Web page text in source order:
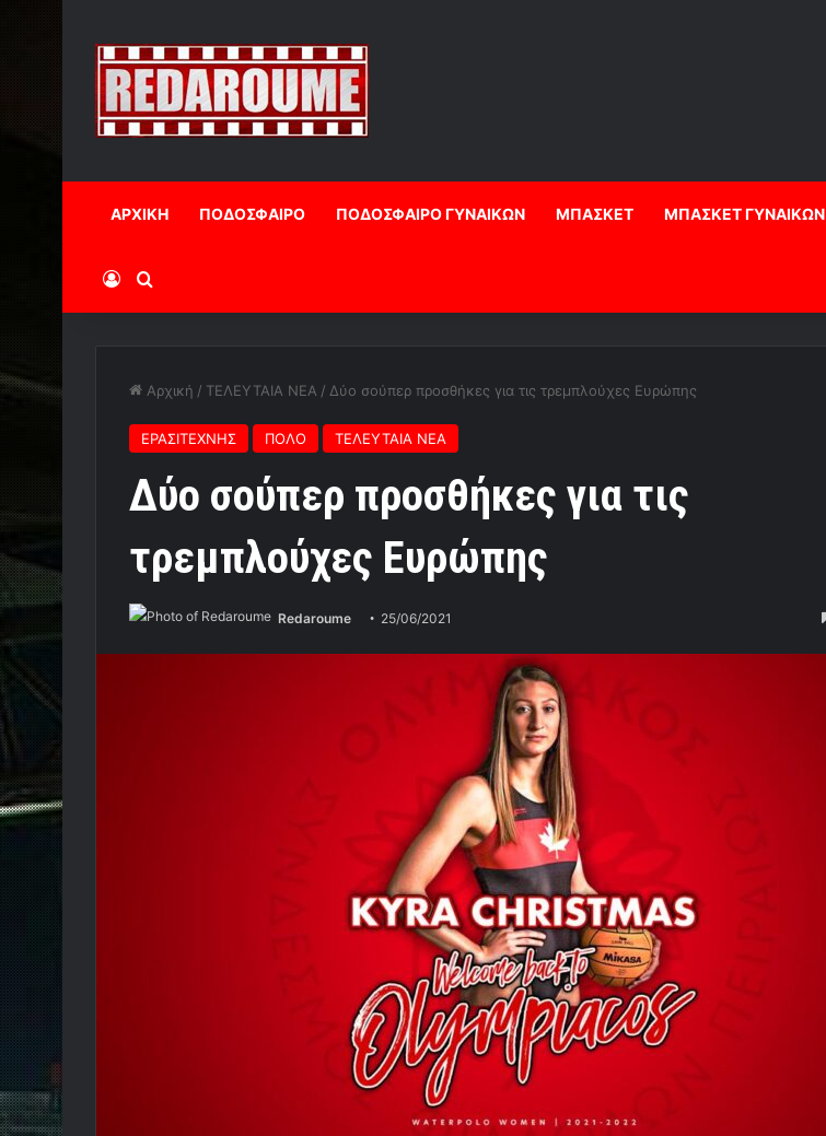
ΑΡΧΙΚΗ ΠΟΔΟΣΦΑΙΡΟ ΠΟΔΟΣΦΑΙΡΟ ΓΥΝΑΙΚΩΝ ΜΠΑΣΚΕΤ ΜΠΑΣΚΕΤ ΓΥΝΑΙΚΩΝ
Log InΑναζήτηση
Αρχική / ΤΕΛΕΥΤΑΙΑ ΝΕΑ / Δύο σούπερ προσθήκες για τις τρεμπλούχες Ευρώπης
ΕΡΑΣΙΤΕΧΝΗΣ ΠΟΛΟ ΤΕΛΕΥΤΑΙΑ ΝΕΑ
Δύο σούπερ προσθήκες για τις
τρεμπλούχες Ευρώπης
Redaroume 25/06/2021